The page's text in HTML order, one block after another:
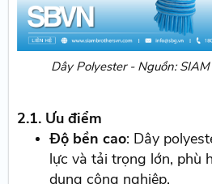
Dây Polyester - Nguồn:
2.1. Ưu điểm
Độ bền cao: Dây
lực và tải trọng lớn, phù
dụng công nghiệp.